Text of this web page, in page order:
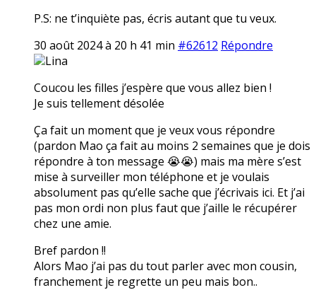
P.S: ne t’inquiète pas, écris autant que tu veux.
30 août 2024 à 20 h 41 min #62612 Répondre
Lina
Coucou les filles j’espère que vous allez bien !
Je suis tellement désolée
Ça fait un moment que je veux vous répondre
(pardon Mao ça fait au moins 2 semaines que je dois
répondre à ton message 😭😭) mais ma mère s’est
mise à surveiller mon téléphone et je voulais
absolument pas qu’elle sache que j’écrivais ici. Et j’ai
pas mon ordi non plus faut que j’aille le récupérer
chez une amie.
Bref pardon !!
Alors Mao j’ai pas du tout parler avec mon cousin,
franchement je regrette un peu mais bon..